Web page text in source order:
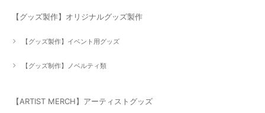
【グッズ製作】オリジナルグッズ製作
【グッズ製作】イベント用グッズ
【グッズ制作】ノベルティ類
【ARTIST MERCH】アーティストグッズ